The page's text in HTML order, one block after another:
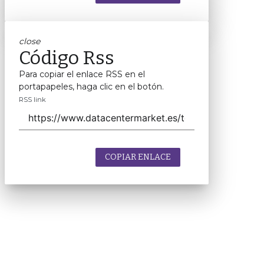
close
Código Rss
Para copiar el enlace RSS en el
portapapeles, haga clic en el botón.
RSS link
COPIAR ENLACE